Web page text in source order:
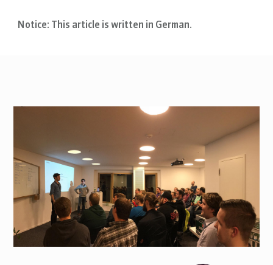
Notice: This article is written in German.